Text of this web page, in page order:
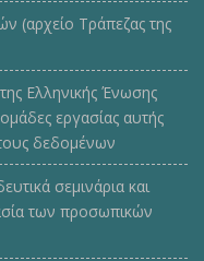
(αρχείο Τράπεζας της
Ελληνικής Ένωσης
εργασίας αυτής
δεδομένων
σεμινάρια και
των προσωπικών